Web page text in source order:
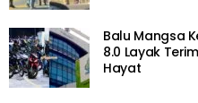
Balu Mangsa
8.0 Layak
Hayat